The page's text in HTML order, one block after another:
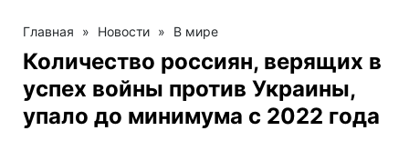
Главная » Новости » В мире
Количество россиян, верящих в
успех войны против Украины,
упало до минимума с 2022 года